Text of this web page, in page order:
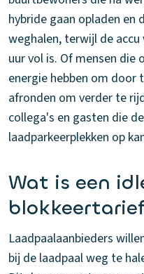
hybride gaan opladen en
weghalen, terwijl de accu
uur vol is. Of mensen die
energie hebben om door
afronden om verder te
collega's en gasten die
laadparkeerplekken op
Wat is een
Laadpaalaanbieders
bij de laadpaal weg te